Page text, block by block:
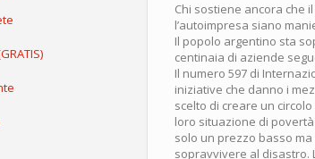
Chi sostiene ancora che
l’autoimpresa siano
Il popolo argentino sta
centinaia di aziende
Il numero 597 di
iniziative che danno i
scelto di creare un
loro situazione di
solo un prezzo basso
sopravvivere al disastro.